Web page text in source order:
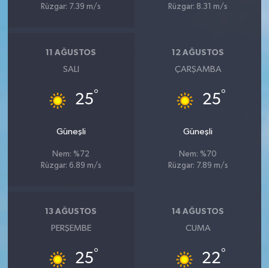
Rüzgar: 7.39 m/s
Rüzgar: 8.31 m/s
11 AĞUSTOS
SALI
25°
Güneşli
Nem: %72
Rüzgar: 6.89 m/s
12 AĞUSTOS
ÇARŞAMBA
25°
Güneşli
Nem: %70
Rüzgar: 7.89 m/s
13 AĞUSTOS
PERŞEMBE
25°
14 AĞUSTOS
CUMA
22°